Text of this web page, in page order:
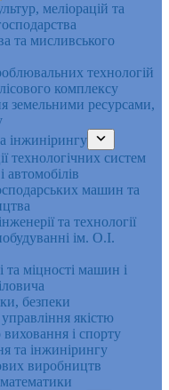
меліорацій та
та мисливського
технологій
комплексу
земельними ресурсами,
інжинірингу
технологічних систем
автомобілів
машин та
та технології
ім. О.І.
та міцності машин і
безпеки
якістю
і спорту
та інжинірингу
виробництв